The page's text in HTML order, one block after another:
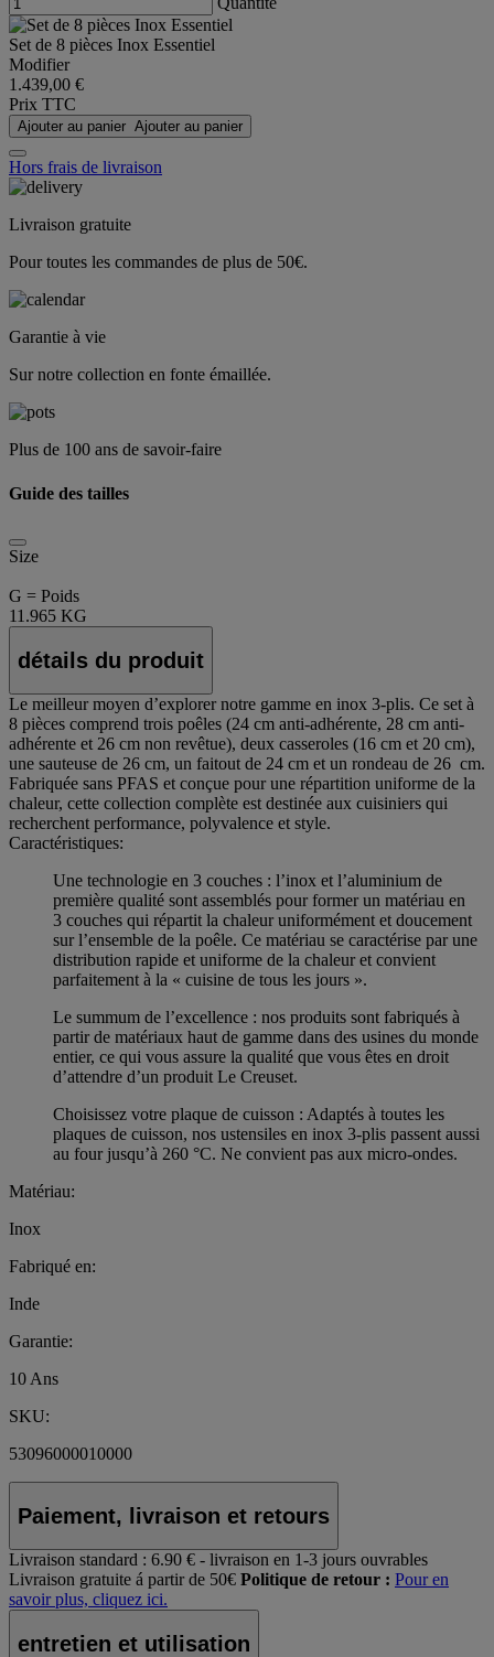
Set de 8 pièces Inox Essentiel
Modifier
1.439,00 €
Prix TTC
Ajouter au panier Ajouter au panier
Hors frais de livraison
Livraison gratuite
Pour toutes les commandes de plus de 50€.
Garantie à vie
Sur notre collection en fonte émaillée.
Plus de 100 ans de savoir-faire
Guide des tailles
Size
G = Poids
11.965 KG
détails du produit
Le meilleur moyen d’explorer notre gamme en inox 3-plis. Ce set à
8 pièces comprend trois poêles (24 cm anti-adhérente, 28 cm anti-
adhérente et 26 cm non revêtue), deux casseroles (16 cm et 20 cm),
une sauteuse de 26 cm, un faitout de 24 cm et un rondeau de 26 cm.
Fabriquée sans PFAS et conçue pour une répartition uniforme de la
chaleur, cette collection complète est destinée aux cuisiniers qui
recherchent performance, polyvalence et style.
Caractéristiques:
Une technologie en 3 couches : l’inox et l’aluminium de
première qualité sont assemblés pour former un matériau en
3 couches qui répartit la chaleur uniformément et doucement
sur l’ensemble de la poêle. Ce matériau se caractérise par une
distribution rapide et uniforme de la chaleur et convient
parfaitement à la « cuisine de tous les jours ».
Le summum de l’excellence : nos produits sont fabriqués à
partir de matériaux haut de gamme dans des usines du monde
entier, ce qui vous assure la qualité que vous êtes en droit
d’attendre d’un produit Le Creuset.
Choisissez votre plaque de cuisson : Adaptés à toutes les
plaques de cuisson, nos ustensiles en inox 3-plis passent aussi
au four jusqu’à 260 °C. Ne convient pas aux micro-ondes.
Matériau:
Inox
Fabriqué en:
Inde
Garantie:
10 Ans
SKU:
53096000010000
Paiement, livraison et retours
Livraison standard : 6.90 € - livraison en 1-3 jours ouvrables
Livraison gratuite á partir de 50€ Politique de retour : Pour en
savoir plus, cliquez ici.
entretien et utilisation